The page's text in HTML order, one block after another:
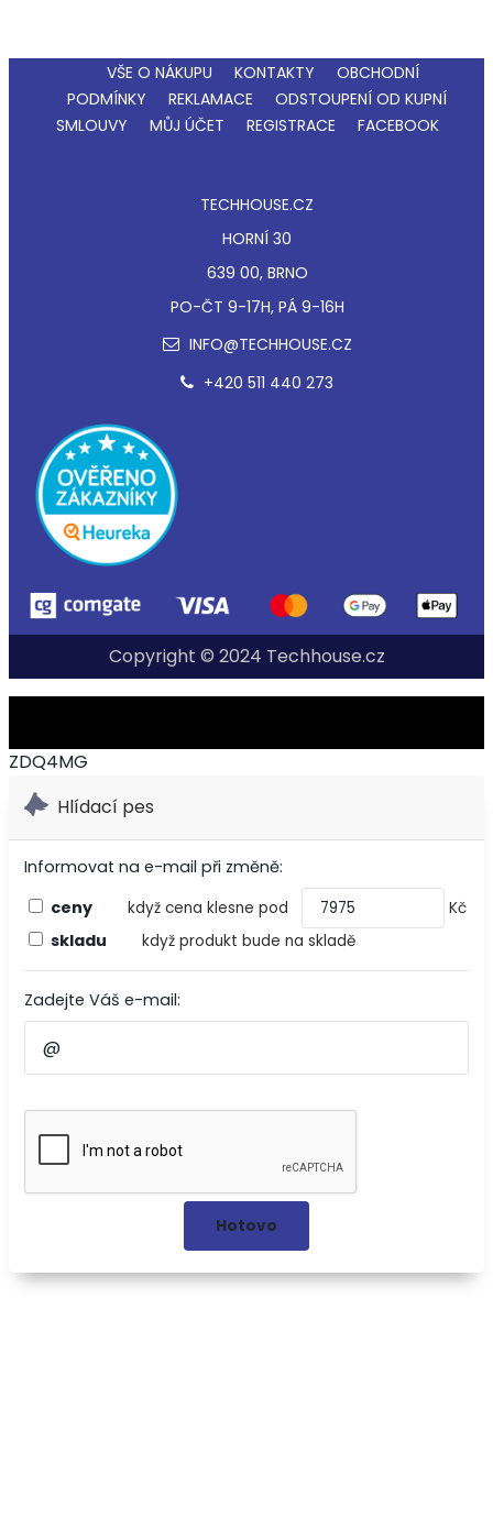
VŠE O NÁKUPU KONTAKTY
OBCHODNÍ
PODMÍNKY
REKLAMACE
ODSTOUPENÍ OD KUPNÍ
SMLOUVY
MŮJ ÚČET REGISTRACE FACEBOOK
TECHHOUSE.CZ
HORNÍ 30
639 00, BRNO
PO-ČT 9-17H, PÁ 9-16H
INFO@TECHHOUSE.CZ
+420 511 440 273
Copyright © 2024 Techhouse.cz
ZDQ4MG
Hlídací pes
Informovat na e-mail při změně:
ceny
když cena klesne pod Kč
skladu když produkt bude na skladě
Zadejte Váš e-mail: